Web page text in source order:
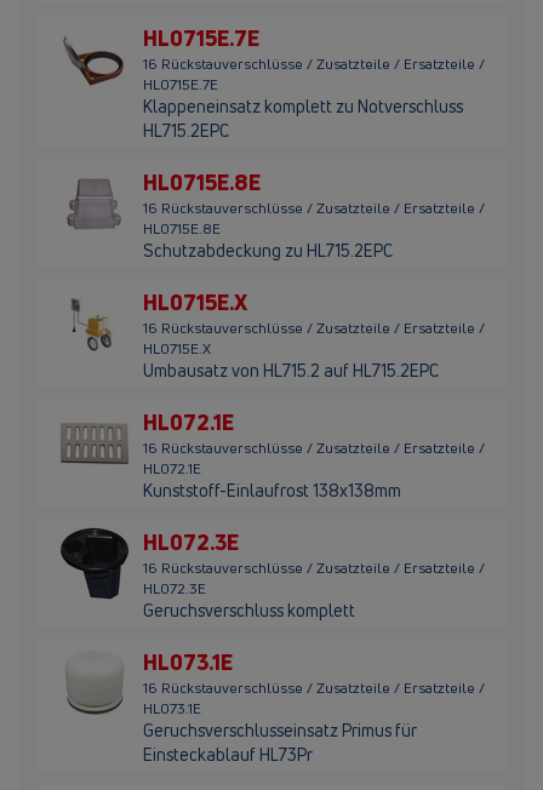
HL0715E.7E
16 Rückstauverschlüsse / Zusatzteile / Ersatzteile /
HL0715E.7E
Klappeneinsatz komplett zu Notverschluss
HL715.2EPC
HL0715E.8E
16 Rückstauverschlüsse / Zusatzteile / Ersatzteile /
HL0715E.8E
Schutzabdeckung zu HL715.2EPC
HL0715E.X
16 Rückstauverschlüsse / Zusatzteile / Ersatzteile /
HL0715E.X
Umbausatz von HL715.2 auf HL715.2EPC
HL072.1E
16 Rückstauverschlüsse / Zusatzteile / Ersatzteile /
HL072.1E
Kunststoff-Einlaufrost 138x138mm
HL072.3E
16 Rückstauverschlüsse / Zusatzteile / Ersatzteile /
HL072.3E
Geruchsverschluss komplett
HL073.1E
16 Rückstauverschlüsse / Zusatzteile / Ersatzteile /
HL073.1E
Geruchsverschlusseinsatz Primus für
Einsteckablauf HL73Pr